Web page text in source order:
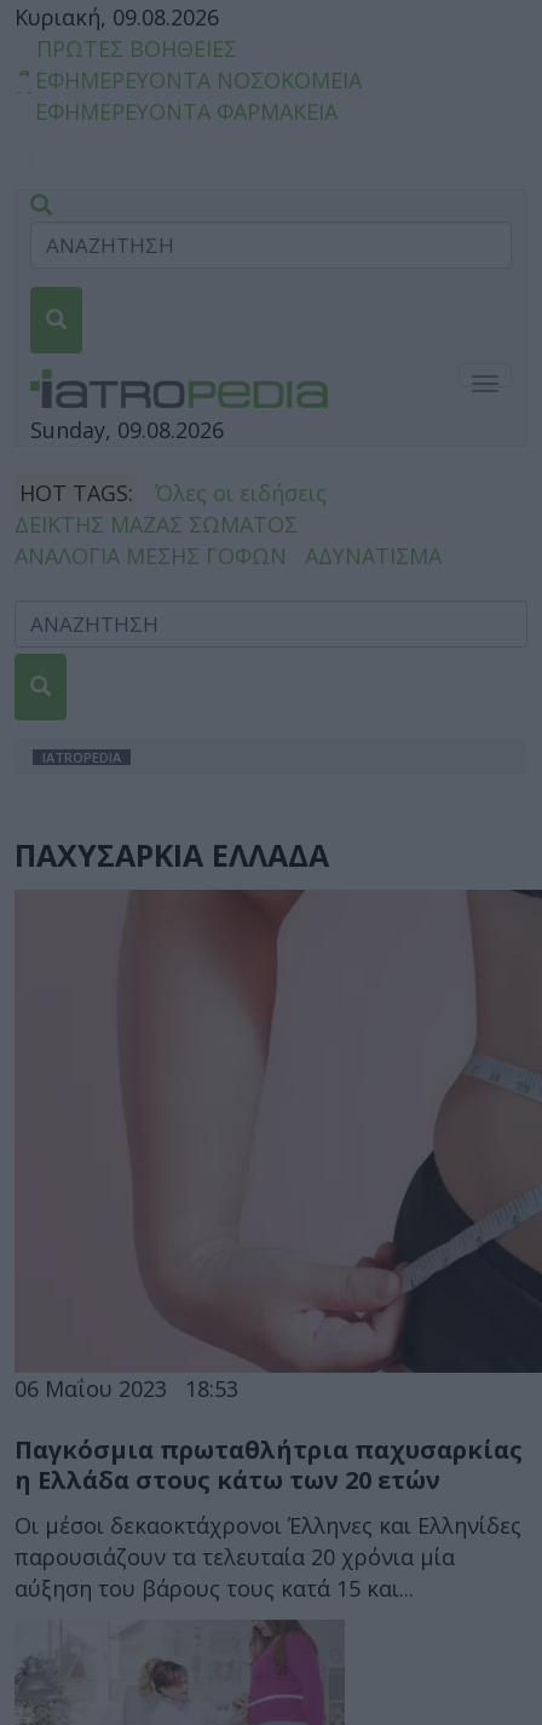
Κυριακή, 09.08.2026
ΠΡΩΤΕΣ ΒΟΗΘΕΙΕΣ
ΕΦΗΜΕΡΕΥΟΝΤΑ ΝΟΣΟΚΟΜΕΙΑ
ΕΦΗΜΕΡΕΥΟΝΤΑ ΦΑΡΜΑΚΕΙΑ
Sunday, 09.08.2026
HOT TAGS:
Όλες οι ειδήσεις
ΔΕΙΚΤΗΣ ΜΑΖΑΣ ΣΩΜΑΤΟΣ
ΑΝΑΛΟΓΙΑ ΜΕΣΗΣ ΓΟΦΩΝ
ΑΔΥΝΑΤΙΣΜΑ
IATROPEDIA
ΠΑΧΥΣΑΡΚΙΑ ΕΛΛΑΔΑ
06 Μαΐου 2023 18:53
Παγκόσμια πρωταθλήτρια παχυσαρκίας
η Ελλάδα στους κάτω των 20 ετών
Οι μέσοι δεκαοκτάχρονοι Έλληνες και Ελληνίδες
παρουσιάζουν τα τελευταία 20 χρόνια μία
αύξηση του βάρους τους κατά 15 και...